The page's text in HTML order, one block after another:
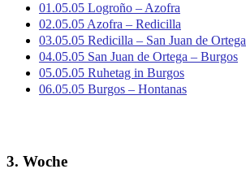
01.05.05 Logroño – Azofra
02.05.05 Azofra – Redicilla
03.05.05 Redicilla – San Juan de Ortega
04.05.05 San Juan de Ortega – Burgos
05.05.05 Ruhetag in Burgos
06.05.05 Burgos – Hontanas
3. Woche